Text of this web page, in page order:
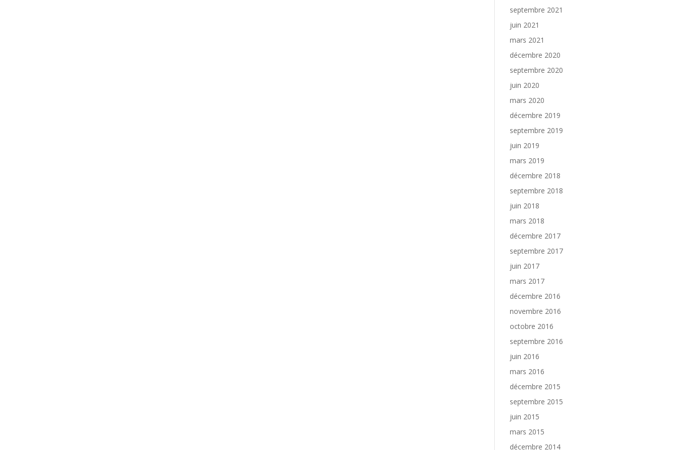
septembre 2021
juin 2021
mars 2021
décembre 2020
septembre 2020
juin 2020
mars 2020
décembre 2019
septembre 2019
juin 2019
mars 2019
décembre 2018
septembre 2018
juin 2018
mars 2018
décembre 2017
septembre 2017
juin 2017
mars 2017
décembre 2016
novembre 2016
octobre 2016
septembre 2016
juin 2016
mars 2016
décembre 2015
septembre 2015
juin 2015
mars 2015
décembre 2014